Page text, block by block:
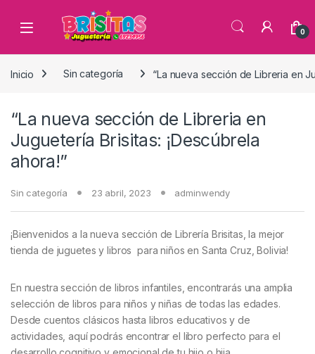
0
Inicio Sin categoría “La nueva sección de Libreria en
“La nueva sección de Libreria en
Juguetería Brisitas: ¡Descúbrela
ahora!”
Sin categoría 23 abril, 2023 adminwendy
¡Bienvenidos a la nueva sección de Librería Brisitas, la mejor
tienda de juguetes y libros para niños en Santa Cruz, Bolivia!
En nuestra sección de libros infantiles, encontrarás una amplia
selección de libros para niños y niñas de todas las edades.
Desde cuentos clásicos hasta libros educativos y de
actividades, aquí podrás encontrar el libro perfecto para el